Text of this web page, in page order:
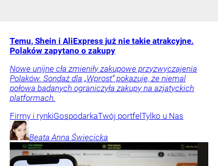
Temu, Shein i AliExpress już nie takie atrakcyjne.
Polaków zapytano o zakupy
Nowe unijne cła zmieniły zakupowe przyzwyczajenia
Polaków. Sondaż dla „Wprost” pokazuje, że niemal
połowa badanych ograniczyła zakupy na azjatyckich
platformach.
Firmy i rynkiGospodarkaTwój portfel Tylko u Nas
Beata Anna Święcicka